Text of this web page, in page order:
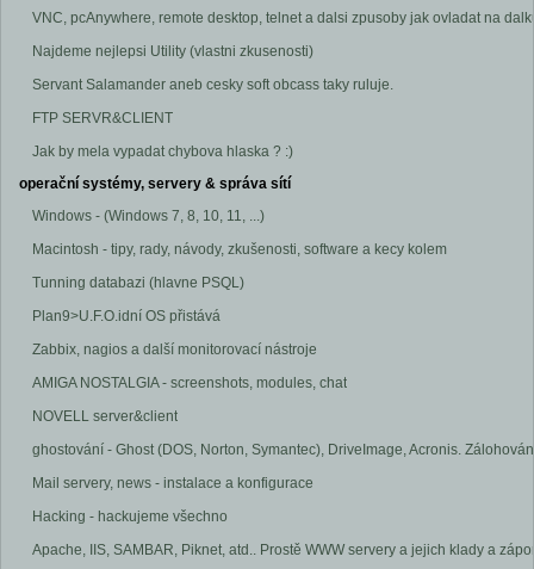
VNC, pcAnywhere, remote desktop, telnet a dalsi zpusoby jak ovladat na
Najdeme nejlepsi Utility (vlastni zkusenosti)
Servant Salamander aneb cesky soft obcass taky ruluje.
FTP SERVR&CLIENT
Jak by mela vypadat chybova hlaska ? :)
operační systémy, servery & správa sítí
Windows - (Windows 7, 8, 10, 11, ...)
Macintosh - tipy, rady, návody, zkušenosti, software a kecy kolem
Tunning databazi (hlavne PSQL)
Plan9>U.F.O.idní OS přistává
Zabbix, nagios a další monitorovací nástroje
AMIGA NOSTALGIA - screenshots, modules, chat
NOVELL server&client
ghostování - Ghost (DOS, Norton, Symantec), DriveImage, Acronis.
Mail servery, news - instalace a konfigurace
Hacking - hackujeme všechno
Apache, IIS, SAMBAR, Piknet, atd.. Prostě WWW servery a jejich klady a